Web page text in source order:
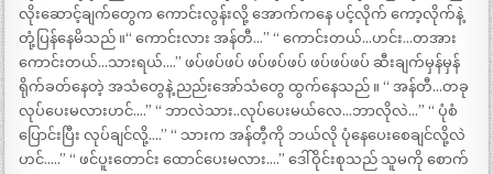
လိုးဆောင့်ချက်တွေက ကောင်းလွန်းလို့ အောက်ကနေ ပင့်လိုက် ကော့လိုက်နဲ့
တုံ့ပြန်နေမိသည် ။“ ကောင်းလား အန်တီ…” “ ကောင်းတယ်…ဟင်း…တအား
ကောင်းတယ်…သားရယ်….” ဖပ်ဖပ်ဖပ် ဖပ်ဖပ်ဖပ် ဖပ်ဖပ်ဖပ် ဆီးချက်မှန်မှန်
ရိုက်ခတ်နေတဲ့ အသံတွေနဲ့ ညည်းအော်သံတွေ ထွက်နေသည် ။ “ အန်တီ…တခု
လုပ်ပေးမလားဟင်….” “ ဘာလဲသား..လုပ်ပေးမယ်လေ…ဘာလိုလဲ…” “ ပုံစံ
ပြောင်းပြီး လုပ်ချင်လို့….” “ သားက အန်တီ့ကို ဘယ်လို ပုံနေပေးစေချင်လို့လဲ
ဟင်…..” “ ဖင်ပူးတောင်း ထောင်ပေးမလား….” ဒေါ်ဝိုင်းစုသည် သူမကို စောက်